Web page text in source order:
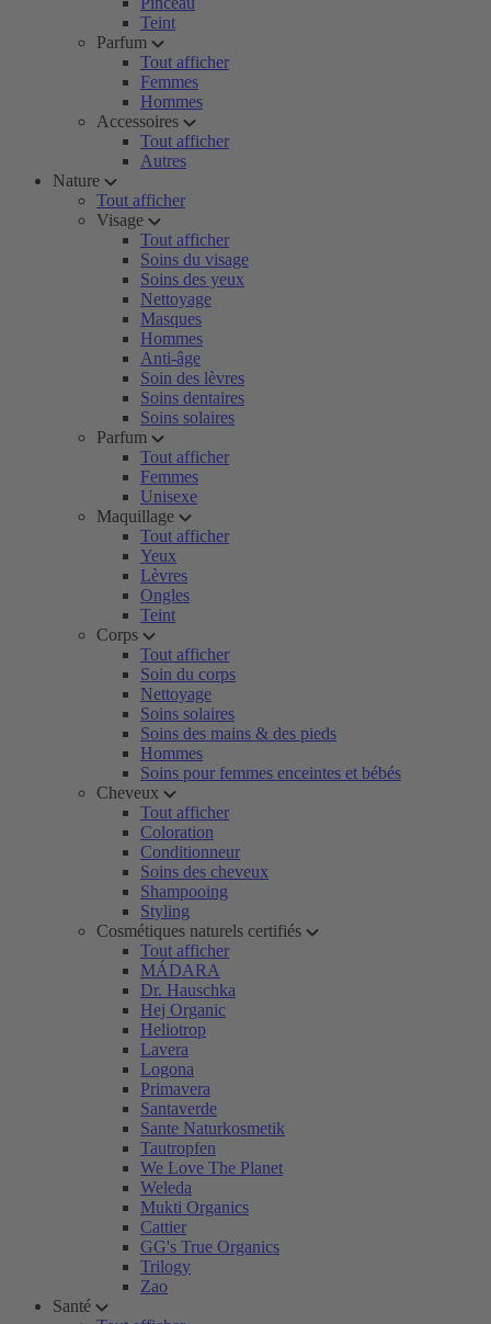
Teint
Parfum
Tout afficher
Femmes
Hommes
Accessoires
Tout afficher
Autres
Nature
Tout afficher
Visage
Tout afficher
Soins du visage
Soins des yeux
Nettoyage
Masques
Hommes
Anti-âge
Soin des lèvres
Soins dentaires
Soins solaires
Parfum
Tout afficher
Femmes
Unisexe
Maquillage
Tout afficher
Yeux
Lèvres
Ongles
Teint
Corps
Tout afficher
Soin du corps
Nettoyage
Soins solaires
Soins des mains & des pieds
Hommes
Soins pour femmes enceintes et bébés
Cheveux
Tout afficher
Coloration
Conditionneur
Soins des cheveux
Shampooing
Styling
Cosmétiques naturels certifiés
Tout afficher
MÁDARA
Dr. Hauschka
Hej Organic
Heliotrop
Lavera
Logona
Primavera
Santaverde
Sante Naturkosmetik
Tautropfen
We Love The Planet
Weleda
Mukti Organics
Cattier
GG's True Organics
Trilogy
Zao
Santé